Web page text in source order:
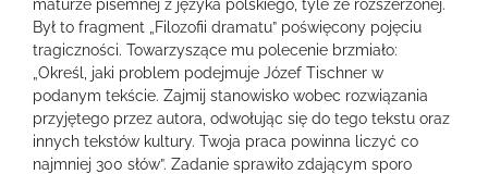
maturze pisemnej z języka polskiego, tyle że rozszerzonej.
Był to fragment „Filozofii dramatu” poświęcony pojęciu
tragiczności. Towarzyszące mu polecenie brzmiało:
„Określ, jaki problem podejmuje Józef Tischner w
podanym tekście. Zajmij stanowisko wobec rozwiązania
przyjętego przez autora, odwołując się do tego tekstu oraz
innych tekstów kultury. Twoja praca powinna liczyć co
najmniej 300 słów”. Zadanie sprawiło zdającym sporo